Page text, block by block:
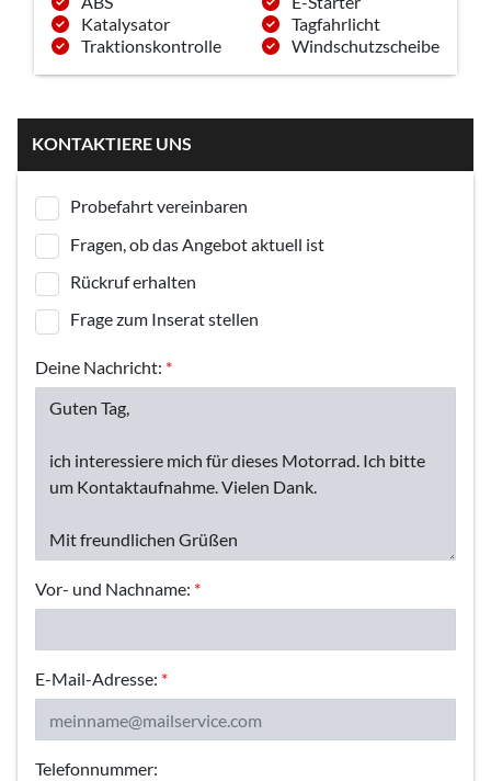
Katalysator
Tagfahrlicht
Traktionskontrolle
Windschutzscheibe
KONTAKTIERE UNS
Probefahrt vereinbaren
Fragen, ob das Angebot aktuell ist
Rückruf erhalten
Frage zum Inserat stellen
Deine Nachricht: *
Vor- und Nachname: *
E-Mail-Adresse: *
Telefonnummer: